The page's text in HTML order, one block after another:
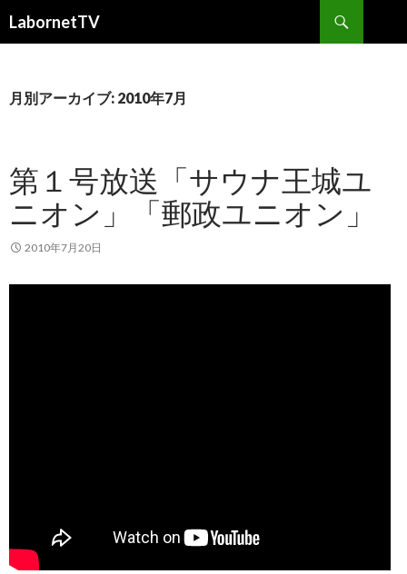
LabornetTV
索
ン
動
月別アーカイブ: 2010年7月
第１号放送「サウナ王城ユ
ニオン」「郵政ユニオン」
2010年7月20日